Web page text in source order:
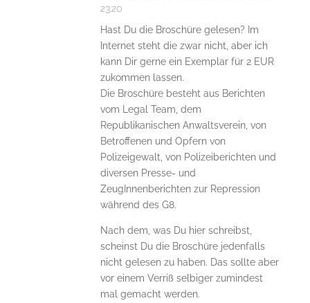
23:20
Hast Du die Broschüre gelesen? Im
Internet steht die zwar nicht, aber ich
kann Dir gerne ein Exemplar für 2 EUR
zukommen lassen.
Die Broschüre besteht aus Berichten
vom Legal Team, dem
Republikanischen Anwaltsverein, von
Betroffenen und Opfern von
Polizeigewalt, von Polizeiberichten und
diversen Presse- und
ZeugInnenberichten zur Repression
während des G8.
Nach dem, was Du hier schreibst,
scheinst Du die Broschüre jedenfalls
nicht gelesen zu haben. Das sollte aber
vor einem Verriß selbiger zumindest
mal gemacht werden.